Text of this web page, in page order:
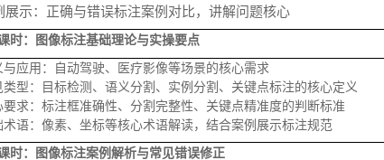
展示：正确与错误标注案例对比，讲解问题核心
时：图像标注基础理论与实操要点
与应用：自动驾驶、医疗影像等场景的核心需求
类型：目标检测、语义分割、实例分割、关键点标注的核心定义
要求：标注框准确性、分割完整性、关键点精准度的判断标准
术语：像素、坐标等核心术语解读，结合案例展示标注规范
时：图像标注案例解析与常见错误修正